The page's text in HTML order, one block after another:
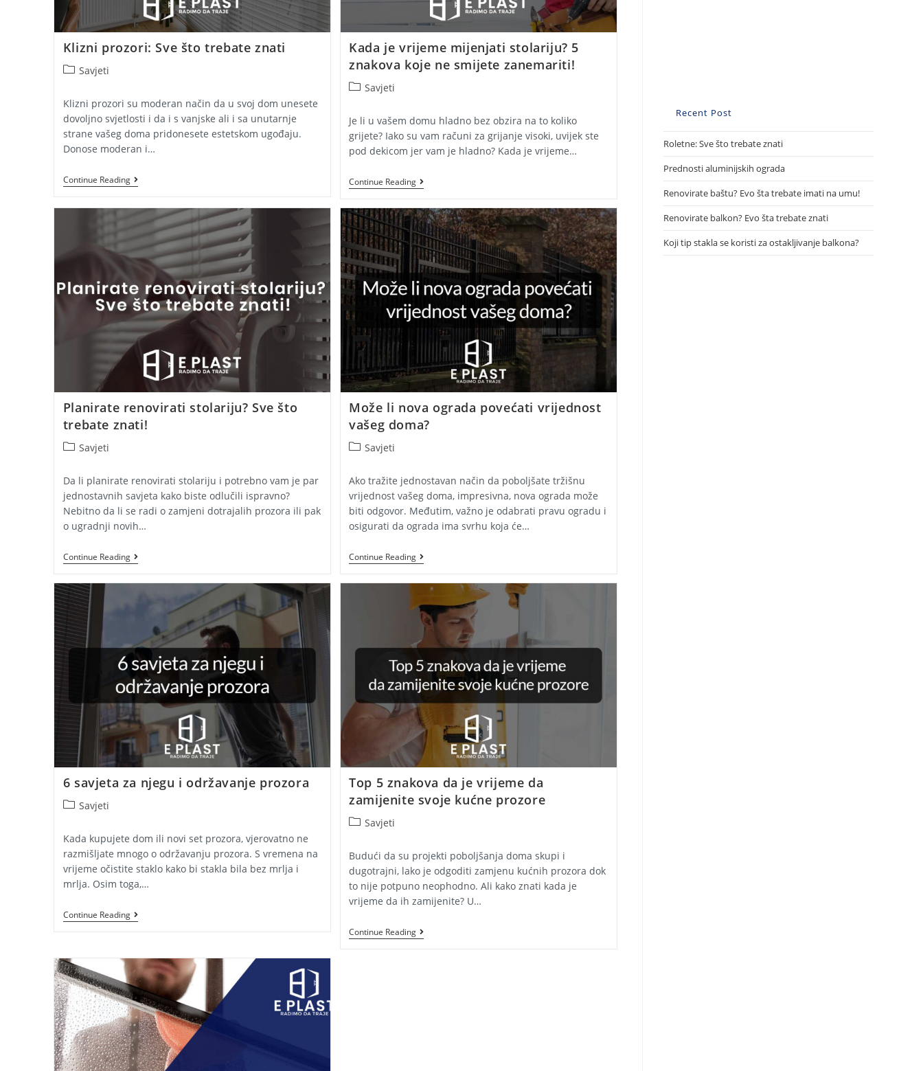
Klizni prozori: Sve što trebate znati
PostSavjeti
Klizni prozori su moderan način da u svoj dom unesete
dovoljno svjetlosti i da i s vanjske ali i sa unutarnje
strane vašeg doma pridonesete estetskom ugođaju.
Donose moderan i…
Continue ReadingKlizni
Prozori:
Što
Trebate
Znati
Kada je vrijeme mijenjati stolariju? 5
znakova koje ne smijete zanemariti!
PostSavjeti
Je li u vašem domu hladno bez obzira na to koliko
grijete? Iako su vam računi za grijanje visoki, uvijek ste
pod dekicom jer vam je hladno? Kada je vrijeme…
Continue ReadingKada
Je
Mijenjati
Stolariju?
5
Znakova
Koje
Ne
Smijete
Zanemariti!
Planirate renovirati stolariju? Sve što
trebate znati!
PostSavjeti
Da li planirate renovirati stolariju i potrebno vam je par
jednostavnih savjeta kako biste odlučili ispravno?
Nebitno da li se radi o zamjeni dotrajalih prozora ili pak
o ugradnji novih…
Continue ReadingPlanirate
Renovirati
Znati!
Može li nova ograda povećati vrijednost
vašeg doma?
PostSavjeti
Ako tražite jednostavan način da poboljšate tržišnu
vrijednost vašeg doma, impresivna, nova ograda može
biti odgovor. Međutim, važno je odabrati pravu ogradu i
osigurati da ograda ima svrhu koja će…
Continue ReadingMože
Li
Ograda
Povećati
Vrijednost
Vašeg
Doma?
6 savjeta za njegu i održavanje prozora
PostSavjeti
Kada kupujete dom ili novi set prozora, vjerovatno ne
razmišljate mnogo o održavanju prozora. S vremena na
vrijeme očistite staklo kako bi stakla bila bez mrlja i
mrlja. Osim toga,…
Continue Reading6
Savjeta
I
Održavanje
Prozora
Top 5 znakova da je vrijeme da
zamijenite svoje kućne prozore
PostSavjeti
Budući da su projekti poboljšanja doma skupi i
dugotrajni, lako je odgoditi zamjenu kućnih prozora dok
to nije potpuno neophodno. Ali kako znati kada je
vrijeme da ih zamijenite? U…
Continue ReadingTop
5
Recent Post
Roletne: Sve što trebate znati
Prednosti aluminijskih ograda
Renovirate baštu? Evo šta trebate imati na umu!
Renovirate balkon? Evo šta trebate znati
Koji tip stakla se koristi za ostakljivanje balkona?